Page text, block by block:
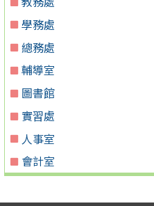
學務處
總務處
輔導室
圖書館
實習處
人事室
會計室